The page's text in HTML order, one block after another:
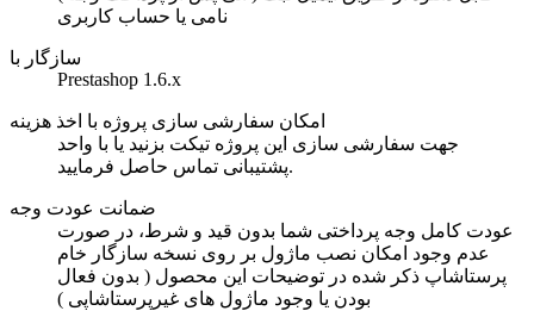
نامی یا حساب کاربری
سازگار با
Prestashop 1.6.x
امکان سفارشی سازی پروژه با اخذ هزینه
جهت سفارشی سازی این پروژه تیکت بزنید یا با واحد
پشتیبانی تماس حاصل فرمایید.
ضمانت عودت وجه
عودت کامل وجه پرداختی شما بدون قید و شرط، در صورت
عدم وجود امکان نصب ماژول بر روی نسخه سازگار خام
پرستاشاپ ذکر شده در توضیحات این محصول ( بدون فعال
بودن یا وجود ماژول های غیرپرستاشاپی )